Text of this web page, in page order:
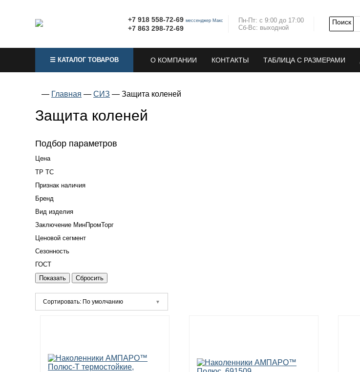
+7 918 558-72-69 мессенджер Макс
+7 863 298-72-69
Пн-Пт: с 9:00 до 17:00
Сб-Вс: выходной
☰ КАТАЛОГ ТОВАРОВ О КОМПАНИИ КОНТАКТЫ ТАБЛИЦА С РАЗМЕРАМИ
— Главная — СИЗ — Защита коленей
Защита коленей
Подбор параметров
Цена
ТР ТС
Признак наличия
Бренд
Вид изделия
Заключение МинПромТорг
Ценовой сегмент
Сезонность
ГОСТ
Сортировать: По умолчанию